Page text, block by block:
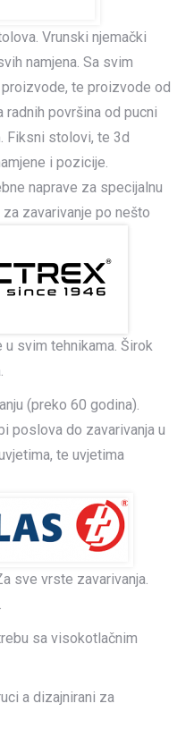
Vrunski njemački
namjena. Sa svim
te proizvode od
površina od pucni
Fiksni stolovi, te 3d
i pozicije.
naprave za specijalnu
zavarivanje po nešto
u svim tehnikama. Širok
(preko 60 godina).
poslova do zavarivanja u
te uvjetima
sve vrste zavarivanja.
sa visokotlačnim
a dizajnirani za